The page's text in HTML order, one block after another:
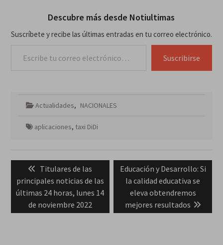
Descubre más desde Notiultimas
Suscríbete y recibe las últimas entradas en tu correo electrónico.
Suscribirse
Actualidades, NACIONALES
aplicaciones, taxi DiDi
Navegación
entradas
Previous
post:
Titulares de las
principales noticias de las
últimas 24 horas, lunes 14
de noviembre 2022
Next
post:
Educación y Desarrollo: Si
la calidad educativa se
eleva obtendremos
mejores resultados